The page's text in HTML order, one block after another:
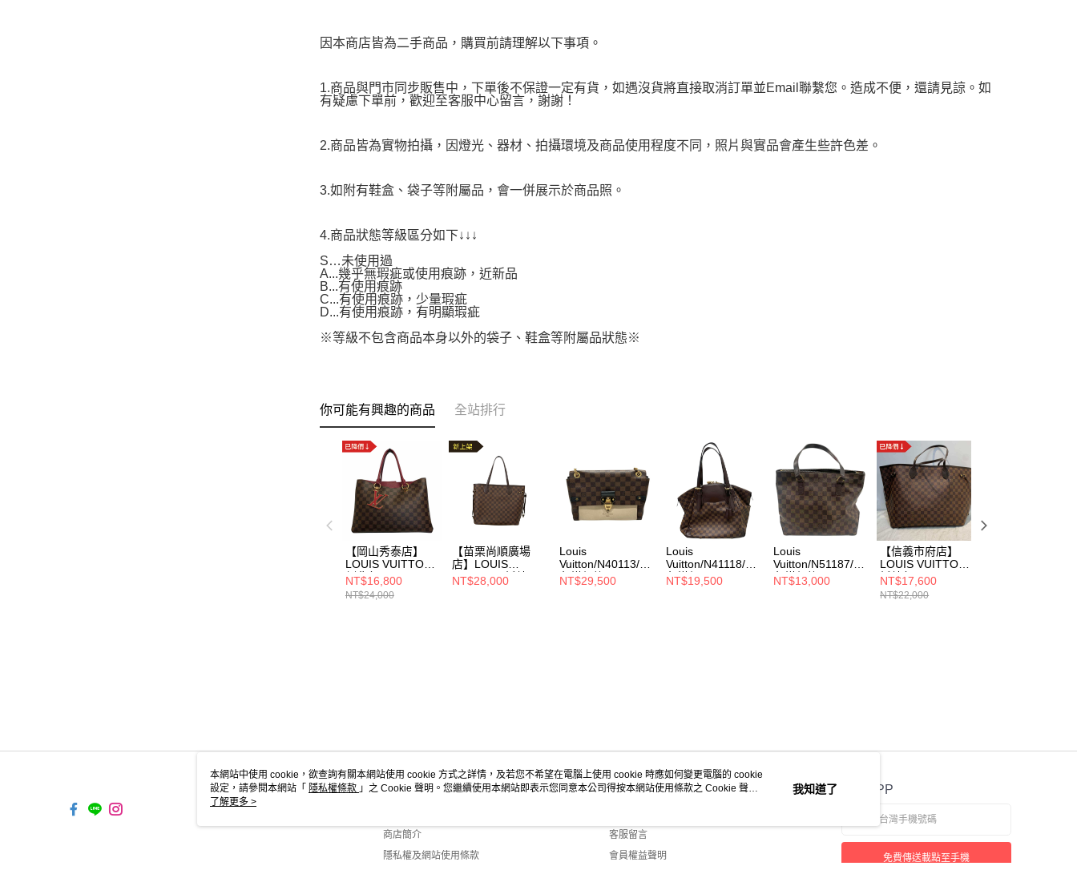
因本商店皆為二手商品，購買前請理解以下事項。
1.商品與門市同步販售中，下單後不保證一定有貨，如遇沒貨將直接取消訂單並Email聯繫您。造成不便，還請見諒。如
有疑慮下單前，歡迎至客服中心留言，謝謝！
2.商品皆為實物拍攝，因燈光、器材、拍攝環境及商品使用程度不同，照片與實品會產生些許色差。
3.如附有鞋盒、袋子等附屬品，會一併展示於商品照。
4.商品狀態等級區分如下↓↓↓
S…未使用過
A...幾乎無瑕疵或使用痕跡，近新品
B...有使用痕跡
C...有使用痕跡，少量瑕疵
D...有使用痕跡，有明顯瑕疵
※等級不包含商品本身以外的袋子、鞋盒等附屬品狀態※
你可能有興趣的商品 全站排行
【岡山秀泰店】
LOUIS VUITTON/
側背包//N40052
NT$16,800
NT$24,000
【苗栗尚順廣場
店】LOUIS
VUITTON/托特
包//N41358
NT$28,000
Louis
Vuitton/N40113/棕
色棋盤格/DAMIER
VAVIN PM/側背包
NT$29,500
Louis
Vuitton/N41118/棕
色棋盤
格/VERONA MM/
NT$19,500
Louis
Vuitton/N51187/棕
色棋盤格/CABAS
PIANO/側背包
NT$13,000
【信義市府店】
LOUIS VUITTON/
托特包//N51106
NT$17,600
NT$22,000
關於我們
商店簡介
隱私權及網站使用條款
客服資訊
客服留言
會員權益聲明
官方APP
免費傳送載點至手機
本網站中使用 cookie，欲查詢有關本網站使用 cookie 方式之詳情，及若您不希望在電腦上使用 cookie 時應如何變更電腦的 cookie
設定，請參閱本網站「 隱私權條款 」之 Cookie 聲明。您繼續使用本網站即表示您同意本公司得按本網站使用條款之 Cookie 聲明
使用 cookie。
了解更多 >
我知道了